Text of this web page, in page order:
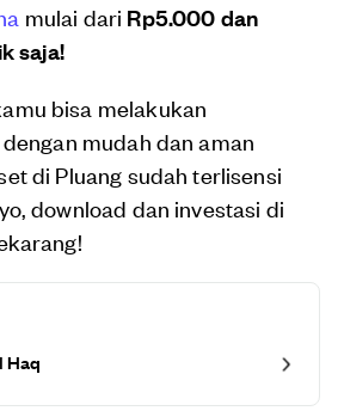
mulai dari Rp5.000 dan
saja!
bisa melakukan
mudah dan aman
di Pluang sudah terlisensi
download dan investasi di
Haq